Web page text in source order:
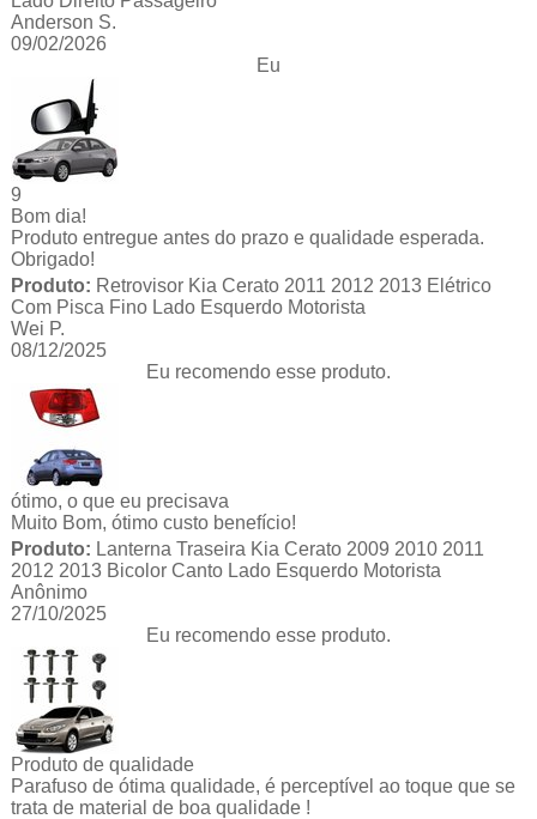
Anderson S.
09/02/2026
Eu
9
Bom dia!
Produto entregue antes do prazo e qualidade esperada.
Obrigado!
Produto: Retrovisor Kia Cerato 2011 2012 2013 Elétrico
Com Pisca Fino Lado Esquerdo Motorista
Wei P.
08/12/2025
Eu recomendo esse produto.
ótimo, o que eu precisava
Muito Bom, ótimo custo benefício!
Produto: Lanterna Traseira Kia Cerato 2009 2010 2011
2012 2013 Bicolor Canto Lado Esquerdo Motorista
Anônimo
27/10/2025
Eu recomendo esse produto.
Produto de qualidade
Parafuso de ótima qualidade, é perceptível ao toque que se
trata de material de boa qualidade !